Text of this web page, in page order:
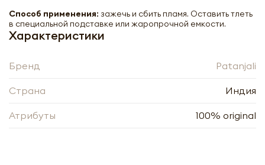
Способ применения: зажечь и сбить пламя. Оставить тлеть
в специальной подставке или жаропрочной емкости.
Характеристики
Бренд Patanjali
Страна Индия
Атрибуты 100% original
PATANJALI Aastha Premium Agarbatti